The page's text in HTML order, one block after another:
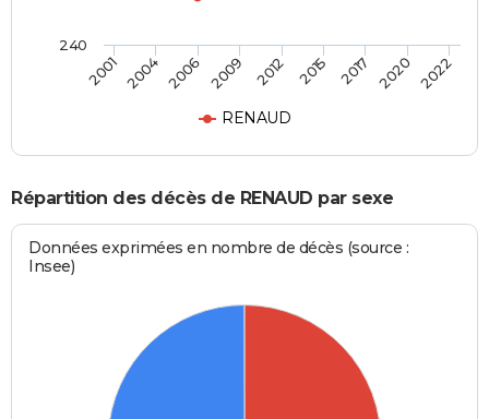
RENAUD
2001 2004 2006 2009 2012 2015 2017 2020 2022
240
Répartition des décès de RENAUD par sexe
Données exprimées en nombre de décès (source :
Insee)